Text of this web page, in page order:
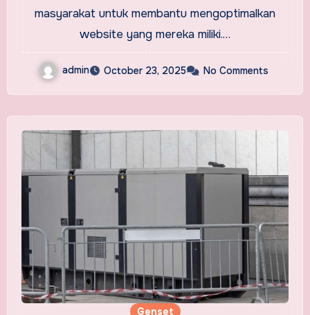
masyarakat untuk membantu mengoptimalkan
website yang mereka miliki.…
admin October 23, 2025 No Comments
Genset